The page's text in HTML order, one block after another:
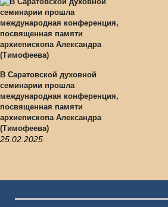
В Саратовской духовной
семинарии прошла
международная конференция,
посвященная памяти
архиепископа Александра
(Тимофеева)
25.02.2025